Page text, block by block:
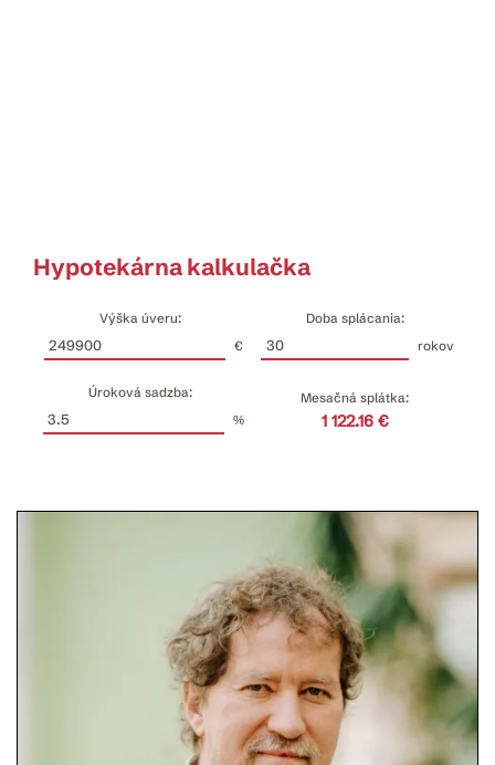
Hypotekárna kalkulačka
Výška úveru:
€
Doba splácania:
rokov
Úroková sadzba:
%
Mesačná splátka:
1 122.16 €